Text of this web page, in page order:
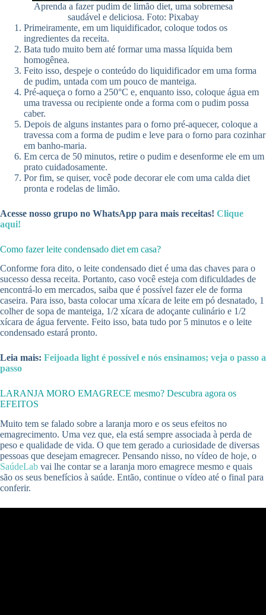
Aprenda a fazer pudim de limão diet, uma sobremesa
saudável e deliciosa. Foto: Pixabay
Primeiramente, em um liquidificador, coloque todos os
ingredientes da receita.
Bata tudo muito bem até formar uma massa líquida bem
homogênea.
Feito isso, despeje o conteúdo do liquidificador em uma forma
de pudim, untada com um pouco de manteiga.
Pré-aqueça o forno a 250°C e, enquanto isso, coloque água em
uma travessa ou recipiente onde a forma com o pudim possa
caber.
Depois de alguns instantes para o forno pré-aquecer, coloque a
travessa com a forma de pudim e leve para o forno para cozinhar
em banho-maria.
Em cerca de 50 minutos, retire o pudim e desenforme ele em um
prato cuidadosamente.
Por fim, se quiser, você pode decorar ele com uma calda diet
pronta e rodelas de limão.
Acesse nosso grupo no WhatsApp para mais receitas! Clique
aqui!
Como fazer leite condensado diet em casa?
Conforme fora dito, o leite condensado diet é uma das chaves para o
sucesso dessa receita. Portanto, caso você esteja com dificuldades de
encontrá-lo em mercados, saiba que é possível fazer ele de forma
caseira. Para isso, basta colocar uma xícara de leite em pó desnatado, 1
colher de sopa de manteiga, 1/2 xícara de adoçante culinário e 1/2
xícara de água fervente. Feito isso, bata tudo por 5 minutos e o leite
condensado estará pronto.
Leia mais: Feijoada light é possível e nós ensinamos; veja o passo a
passo
LARANJA MORO EMAGRECE mesmo? Descubra agora os
EFEITOS
Muito tem se falado sobre a laranja moro e os seus efeitos no
emagrecimento. Uma vez que, ela está sempre associada à perda de
peso e qualidade de vida. O que tem gerado a curiosidade de diversas
pessoas que desejam emagrecer. Pensando nisso, no vídeo de hoje, o
SaúdeLab vai lhe contar se a laranja moro emagrece mesmo e quais
são os seus benefícios à saúde. Então, continue o vídeo até o final para
conferir.